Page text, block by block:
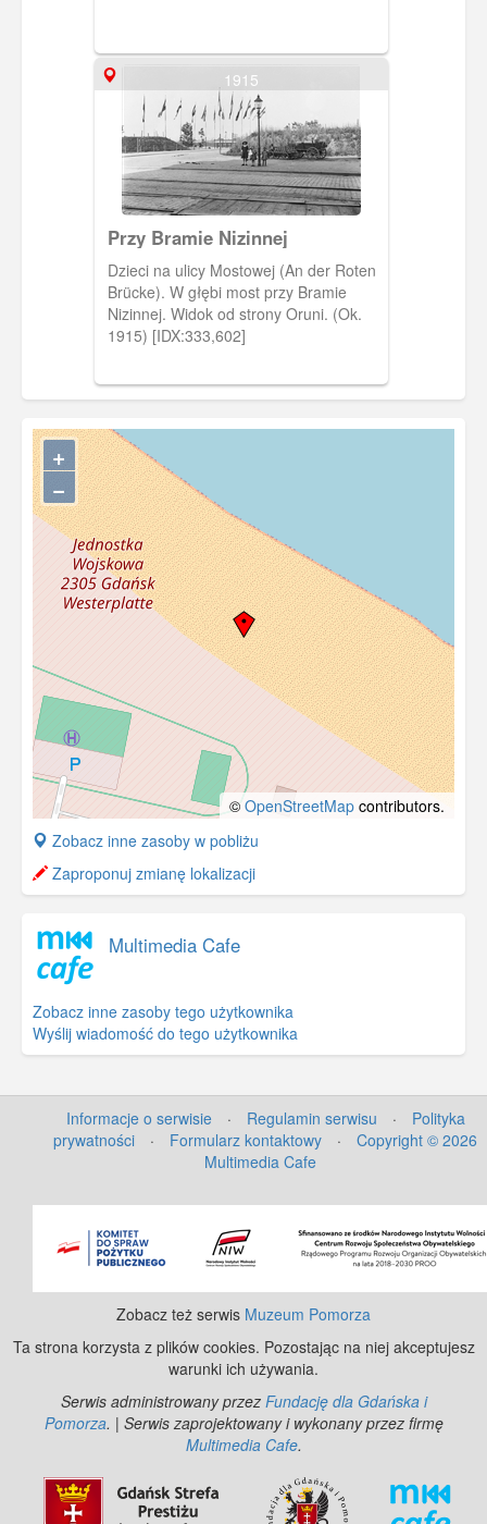
1915
Przy Bramie Nizinnej
Dzieci na ulicy Mostowej (An der Roten
Brücke). W głębi most przy Bramie
Nizinnej. Widok od strony Oruni. (Ok.
1915) [IDX:333,602]
+
−
©OpenStreetMap contributors.
+
−
Zobacz inne zasoby w pobliżu
Zaproponuj zmianę lokalizacji
Multimedia Cafe
Zobacz inne zasoby tego użytkownika
Wyślij wiadomość do tego użytkownika
Informacje o serwisie · Regulamin serwisu ·
Polityka
prywatności
· Formularz kontaktowy ·
Copyright © 2026
Multimedia Cafe
Zobacz też serwis Muzeum Pomorza
Ta strona korzysta z plików cookies. Pozostając na niej akceptujesz
warunki ich używania.
Serwis administrowany przez Fundację dla Gdańska i
Pomorza. | Serwis zaprojektowany i wykonany przez firmę
Multimedia Cafe.